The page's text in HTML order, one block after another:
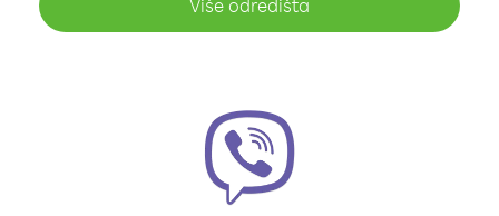
Više odredišta